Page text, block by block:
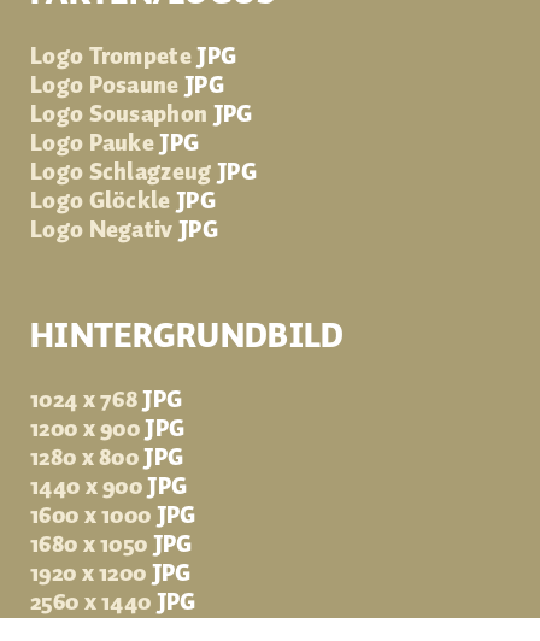
Logo TrompeteJPG
Logo PosauneJPG
Logo SousaphonJPG
Logo PaukeJPG
Logo SchlagzeugJPG
Logo GlöckleJPG
Logo NegativJPG
HINTERGRUNDBILD
1024 x 768JPG
1200 x 900JPG
1280 x 800JPG
1440 x 900JPG
1600 x 1000JPG
1680 x 1050JPG
1920 x 1200JPG
2560 x 1440JPG